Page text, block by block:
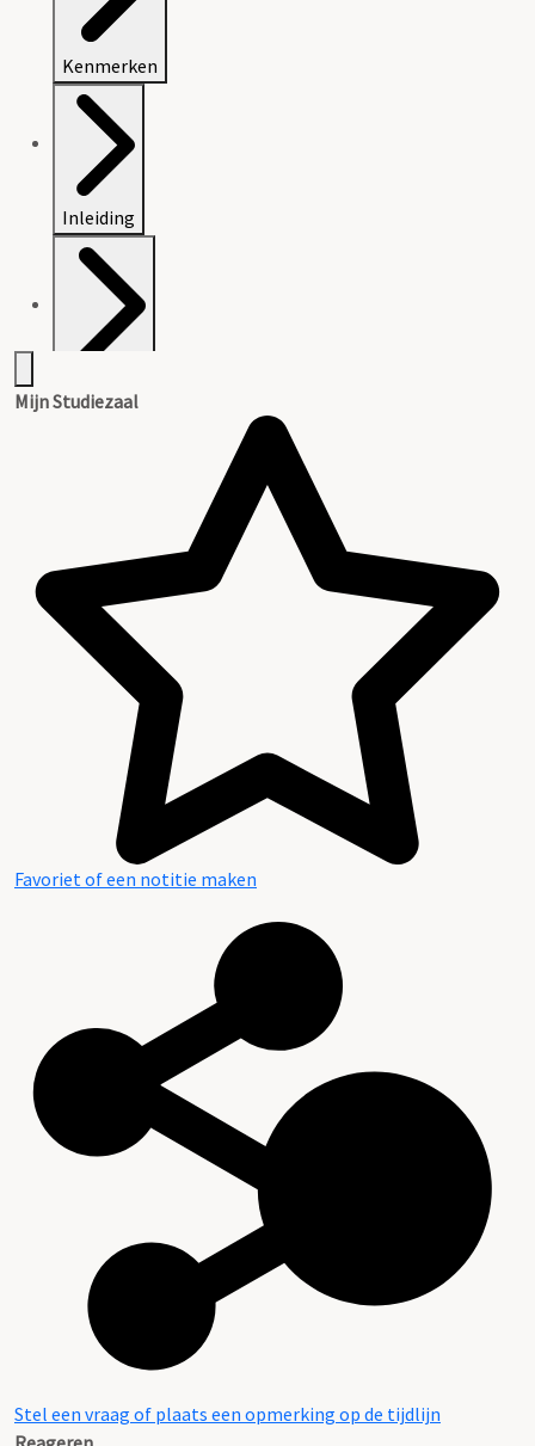
Kenmerken
Inleiding
Mijn Studiezaal
Favoriet of een notitie maken
Stel een vraag of plaats een opmerking op de tijdlijn